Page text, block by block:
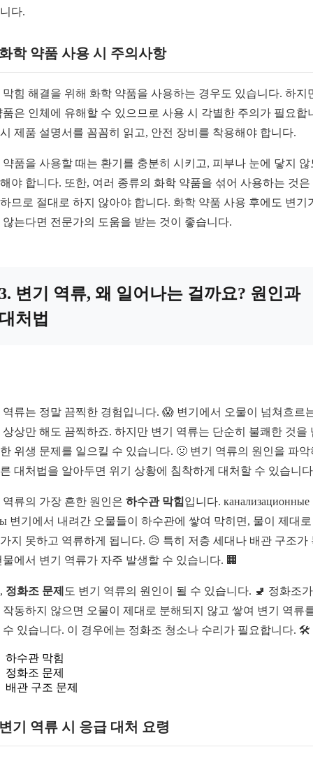
다.
학 약품 사용 시 주의사항
막힘 해결을 위해 화학 약품을 사용하는 경우도 있습니다. 하지
품은 인체에 유해할 수 있으므로 사용 시 각별한 주의가 필요합
제품 설명서를 꼼꼼히 읽고, 안전 장비를 착용해야 합니다.
약품을 사용할 때는 환기를 충분히 시키고, 피부나 눈에 닿지 않
야 합니다. 또한, 여러 종류의 화학 약품을 섞어 사용하는 것은
므로 절대로 하지 않아야 합니다. 화학 약품 사용 후에도 변기
않는다면 전문가의 도움을 받는 것이 좋습니다.
변기 역류, 왜 일어나는 걸까요? 원인과
처법
역류는 정말 끔찍한 경험입니다. 😱 변기에서 오물이 넘쳐흐르
상상만 해도 끔찍하죠. 하지만 변기 역류는 단순히 불쾌한 것을
위생 문제를 일으킬 수 있습니다. 🤢 변기 역류의 원인을 파악
대처법을 알아두면 위기 상황에 침착하게 대처할 수 있습니
역류의 가장 흔한 원인은 하수관 막힘 입니다. канализационные
변기에서 내려간 오물들이 하수관에 쌓여 막히면, 물이 제대
지 못하고 역류하게 됩니다. 😥 특히 저층 세대나 배관 구조가
물에서 변기 역류가 자주 발생할 수 있습니다. 🏢
정화조 문제 도 변기 역류의 원인이 될 수 있습니다. 🚽 정화조
작동하지 않으면 오물이 제대로 분해되지 않고 쌓여 변기 역류
수 있습니다. 이 경우에는 정화조 청소나 수리가 필요합니다. 🛠️
하수관 막힘
정화조 문제
배관 구조 문제
기 역류 시 응급 대처 요령